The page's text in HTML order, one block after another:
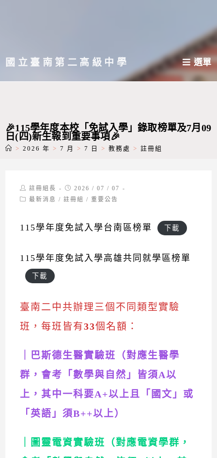
主國立臺南第二高級中學 選單
🎉115學年度本校「免試入學」錄取榜單及7月09
日(四)新生報到重要事項🎉
> 2026 年 > 7 月 > 7 日 > 教務處 > 註冊組
Post
author:
註冊組長
Post
published:
2026 / 07 / 07
Post最新消息 / 註冊組 / 重要公告
115學年度免試入學台南區榜單 下載
115學年度免試入學高雄共同就學區榜單
下載
臺南二中共辦理三個不同類型實驗
班，每班皆有33個名額：
｜巴斯德生醫實驗班（對應生醫學
群，會考「數學與自然」皆須A以
上，其中一科要A+以上且「國文」或
「英語」須B++以上）
｜圖靈電資實驗班（對應電資學群，